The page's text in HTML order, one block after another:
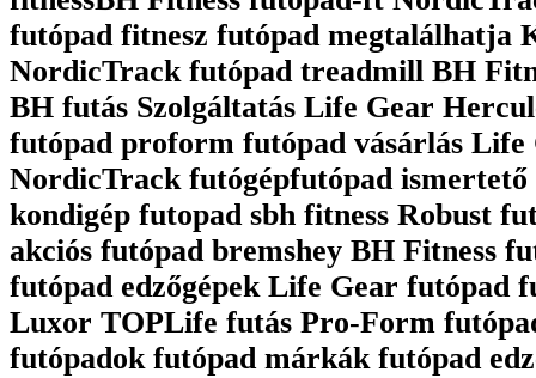
futópad fitnesz futópad megtalálhatja
NordicTrack futópad treadmill BH
BH futás Szolgáltatás Life Gear
futópad proform futópad vásárlás
NordicTrack futógépfutópad
kondigép futopad sbh fitness Robust
akciós futópad bremshey BH Fitness
futópad edzőgépek Life Gear futópad
Luxor TOPLife futás Pro-Form
futópadok futópad márkák futópad